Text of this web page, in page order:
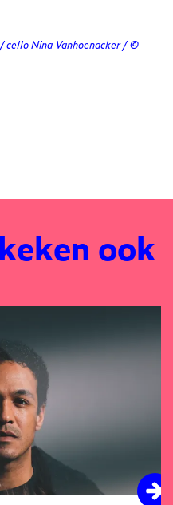
cello Nina Vanhoenacker / ©
ook